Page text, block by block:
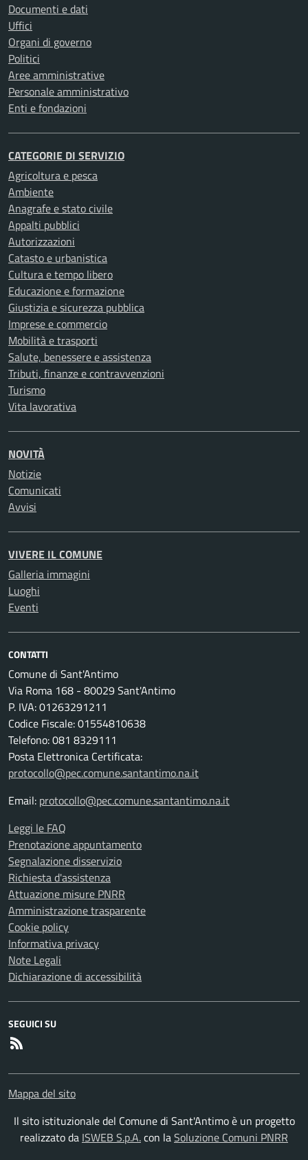
Documenti e dati
Uffici
Organi di governo
Politici
Aree amministrative
Personale amministrativo
Enti e fondazioni
CATEGORIE DI SERVIZIO
Agricoltura e pesca
Ambiente
Anagrafe e stato civile
Appalti pubblici
Autorizzazioni
Catasto e urbanistica
Cultura e tempo libero
Educazione e formazione
Giustizia e sicurezza pubblica
Imprese e commercio
Mobilità e trasporti
Salute, benessere e assistenza
Tributi, finanze e contravvenzioni
Turismo
Vita lavorativa
NOVITÀ
Notizie
Comunicati
Avvisi
VIVERE IL COMUNE
Galleria immagini
Luoghi
Eventi
CONTATTI
Comune di Sant'Antimo
Via Roma 168 - 80029 Sant'Antimo
P. IVA: 01263291211
Codice Fiscale: 01554810638
Telefono: 081 8329111
Posta Elettronica Certificata:
protocollo@pec.comune.santantimo.na.it
Email: protocollo@pec.comune.santantimo.na.it
Leggi le FAQ
Prenotazione appuntamento
Segnalazione disservizio
Richiesta d'assistenza
Attuazione misure PNRR
Amministrazione trasparente
Cookie policy
Informativa privacy
Note Legali
Dichiarazione di accessibilità
SEGUICI SU
Mappa del sito
Il sito istituzionale del Comune di Sant'Antimo è un progetto
realizzato da ISWEB S.p.A.con laSoluzione Comuni PNRR